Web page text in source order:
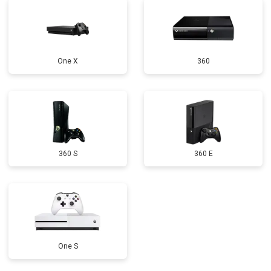
One X 360
360 S 360 E
One S